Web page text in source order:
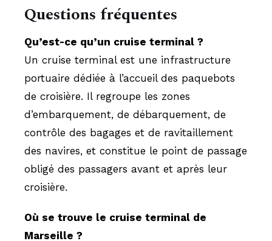
Questions fréquentes
Qu’est-ce qu’un cruise terminal ?
Un cruise terminal est une infrastructure
portuaire dédiée à l’accueil des paquebots
de croisière. Il regroupe les zones
d’embarquement, de débarquement, de
contrôle des bagages et de ravitaillement
des navires, et constitue le point de passage
obligé des passagers avant et après leur
croisière.
Où se trouve le cruise terminal de
Marseille ?